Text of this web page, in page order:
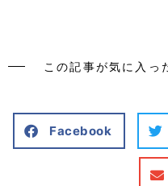
この記事が気に入っ
Facebook